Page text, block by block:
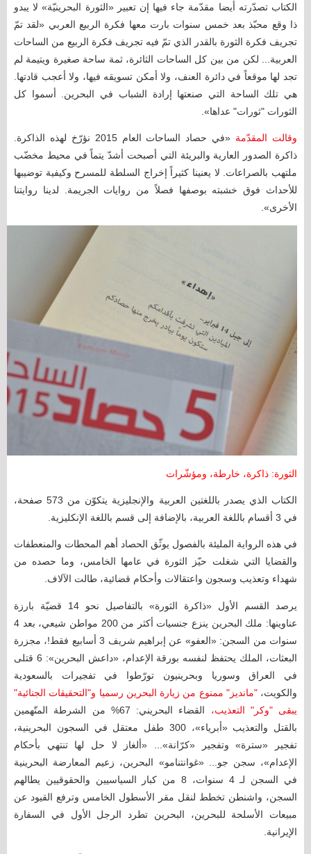
الكتاب تصدّرته أيضا مقدّمة جاء فيها إن تعبير «الثورة البحرينيّة» لا يبدو
ذا وقع محبّذ بعد خمس سنوات بارت معها فكرة الربيع العربي «لقد تمّ
تجريف فكرة الثورة بالقدر الذي تمّ فيه تجريف فكرة الربيع من الساحات
العربية... لكن من بين كل الساحات الثائرة، ثمة ساحة صغيرة ويتيمة لم
تجد لها موقعاً في دائرة العنف، ولا أمكن تسويقه فيها، ولا أعجب قادتها.
هي تلك الساحة التي صنعتها إرادة الشباب في البحرين. أسموا كل
الثورات "ثورات" عداها».
وقالت المقدّمة
«في حصاد الساحات العام 2015 نؤرّخ لهذه الذاكرة.
ذاكرة الصدور العارية والبريئة التي أصبحت أشدّ يتماً في محيط مخضّب
ملتهب بالصراعات. لا يعنينا كثيراً إخراج السلطة للمسرح وكيفية توضيبها
للأحداث فوق خشبته بوصفها فصلاً من روايات الجريمة. لدينا روايتنا
الأخرى».
الثورة: ذاكرة، خارطة، ومؤشّرات
الكتاب الذي يصدر باللغتين العربية والإنجليزية يتكوّن من 573 صفحة،
في 3 أقسام باللغة العربية، بالإضافة إلى قسم باللغة الإنكليزية.
في هذه الرواية المليئة بالفصول يوثّق الحصاد أهم المحطات والمنعطفات
والقضايا التي شغلت حيّز الثورة في عامها الخامس، وما حصده من
شهداء وتعذيب وسجون واعتقالات وأحكام قضائية، طالت الآلاف.
يرصد القسم الأول «ذاكرة الثورة» بالتفاصيل نحو 14 قضيّة بارزة
عناوينها: ملك البحرين ينزع جنسيات أكثر من 200 مواطن شيعي، بعد 4
سنوات من السجن: «العفو» عن إبراهيم شريف 3 أسابيع فقط!، مجزرة
البعثات، الملك يحتفظ لنفسه بورقة الإعدام، «داعش البحرين»: 6 قتلى
في العراق وسوريا وبحرينيون تورّطوا في تفجيرات بالسعودية
والكويت،"مانديز" ممنوع من زيارة البحرين رسميا و"التحقيقات الجنائية"
يبقى "وكر" التعذيب،
القضاء البحريني: 67% من الشرطة المتّهمين
بالقتل والتعذيب «أبرياء»، 300 طفل معتقل في السجون البحرينية،
تفجير «سترة» وتفجير «كرّانة»... «ألغاز لا حل لها تنتهي بأحكام
الإعدام»، سجن جو... «غوانتنامو» البحرين، زعيم المعارضة البحرينية
في السجن لـ 4 سنوات، 8 من كبار السياسيين والحقوقيين يطالهم
السجن، واشنطن تخطط لنقل مقر الأسطول الخامس وترفع القيود عن
مبيعات الأسلحة للبحرين، البحرين تطرد الرجل الأول في السفارة
الإيرانية.